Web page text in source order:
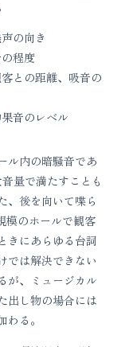
の向き
程度
との距離、吸音の
音のレベル
ル内の暗騒音であ
量で満たすことも
、後を向いて喋ら
模のホールで観客
きにあらゆる台詞
では解決できない
が、ミュージカル
出し物の場合には
る。